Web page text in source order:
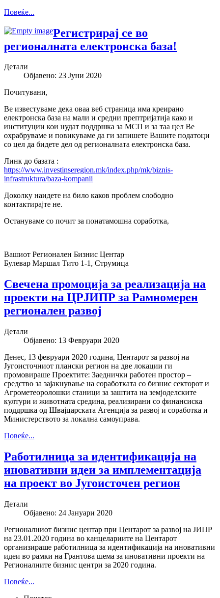
Повеќе...
Регистрирај се во
регионалната електронска база!
Детали
Објавено: 23 Јуни 2020
Почитувани,
Ве известуваме дека оваа веб страница има креирано
електронска база на мали и средни прептријатија како и
институции кои нудат поддршка за МСП и за таа цел Ве
охрабруваме и повикуваме да ги запишете Вашите податоци
со цел да бидете дел од регионалната електронска база.
Линк до базата :
https://www.investinseregion.mk/index.php/mk/biznis-
infrastruktura/baza-kompanii
Доколку наидете на било каков проблем слободно
контактирајте не.
Остануваме со почит за понатамошна соработка,
Вашиот Регионален Бизнис Центар
Булевар Маршал Тито 1-1, Струмица
Свечена промоција за реализација на
проекти на ЦРЈИПР за Рамномерен
регионален развој
Детали
Објавено: 13 Февруари 2020
Денес, 13 февруари 2020 година, Центарот за развој на
Југоисточниот плански регион на две локации ги
промовираше Проектите: Заеднички работен простор –
средство за зајакнување на соработката со бизнис секторот и
Агрометеоролошки станици за заштита на земјоделските
култури и животната средина, реализирани со финансиска
поддршка од Швајцарската Агенција за развој и соработка и
Министерството за локална самоуправа.
Повеќе...
Работилница за идентификација на
иновативни идеи за имплементација
на проект во Југоисточен регион
Детали
Објавено: 24 Јануари 2020
Регионалниот бизнис центар при Центарот за развој на ЈИПР
на 23.01.2020 година во канцелариите на Центарот
организираше работилница за идентификација на иновативни
идеи во рамки на Грантова шема за иновативни проекти на
Регионалните бизнис центри за 2020 година.
Повеќе...